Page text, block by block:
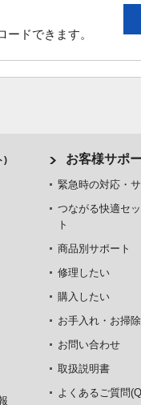
ドできます。
) お客様サポ
緊急時の対応・
つながる快適セ
ト
商品別サポート
修理したい
購入したい
お手入れ・お掃
お問い合わせ
取扱説明書
よくあるご質問